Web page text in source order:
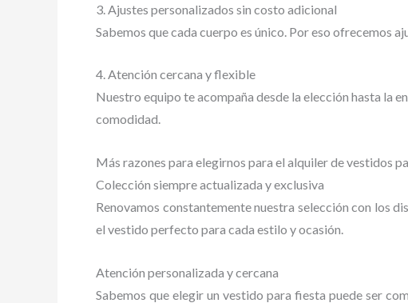
3. Ajustes personalizados sin costo adicional
Sabemos que cada cuerpo es único. Por eso ofrecemos
4. Atención cercana y flexible
Nuestro equipo te acompaña desde la elección hasta la
comodidad.
Más razones para elegirnos para el alquiler de vestidos
Colección siempre actualizada y exclusiva
Renovamos constantemente nuestra selección con los
el vestido perfecto para cada estilo y ocasión.
Atención personalizada y cercana
Sabemos que elegir un vestido para fiesta puede ser